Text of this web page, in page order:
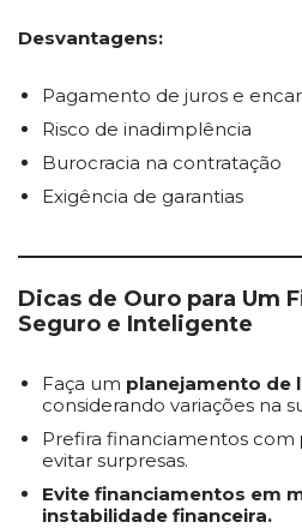
Desvantagens:
Pagamento de juros e
Risco de inadimplência
Burocracia na contratação
Exigência de garantias
Dicas de Ouro para Um
Seguro e Inteligente
Faça um planejamento de
considerando variações na
Prefira financiamentos com
evitar surpresas.
Evite financiamentos em
instabilidade financeira.